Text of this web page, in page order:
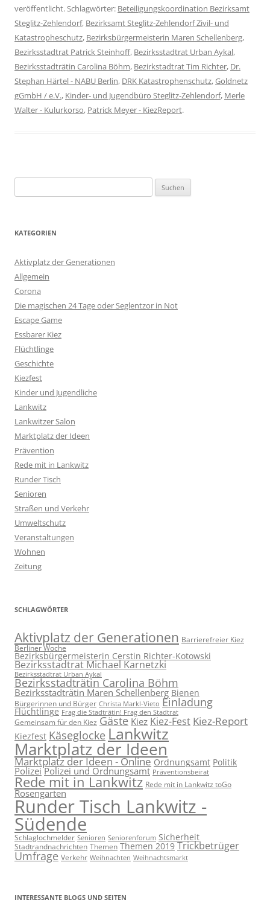
veröffentlicht. Schlagwörter: Beteiligungskoordination Bezirksamt
Steglitz-Zehlendorf, Bezirksamt Steglitz-Zehlendorf Zivil- und
Katastropheschutz, Bezirksbürgermeisterin Maren Schellenberg,
Bezirksstadtrat Patrick Steinhoff, Bezirksstadtrat Urban Aykal,
Bezirksstadträtin Carolina Böhm, Bezirkstadtrat Tim Richter, Dr.
Stephan Härtel - NABU Berlin, DRK Katastrophenschutz,Goldnetz
gGmbH / e.V., Kinder- und Jugendbüro Steglitz-Zehlendorf, Merle
Walter - Kulurkorso, Patrick Meyer - KiezReport.
nach:
KATEGORIEN
Aktivplatz der Generationen
Allgemein
Corona
Die magischen 24 Tage oder Seglentzor in Not
Escape Game
Essbarer Kiez
Flüchtlinge
Geschichte
Kiezfest
Kinder und Jugendliche
Lankwitz
Lankwitzer Salon
Marktplatz der Ideen
Prävention
Rede mit in Lankwitz
Runder Tisch
Senioren
Straßen und Verkehr
Umweltschutz
Veranstaltungen
Wohnen
Zeitung
SCHLAGWÖRTER
Aktivplatz der Generationen Barrierefreier Kiez
Berliner Woche
Bezirksbürgermeisterin Cerstin Richter-Kotowski
Bezirksstadtrat Michael Karnetzki
Bezirksstadtrat Urban Aykal
Bezirksstadträtin Carolina Böhm
Bezirksstadträtin Maren Schellenberg Bienen
Bürgerinnen und Bürger Christa Markl-Vieto Einladung
Flüchtlinge Frag die Stadträtin! Frag den Stadtrat
Gemeinsam für den Kiez Gäste Kiez Kiez-Fest Kiez-Report
Kiezfest Käseglocke Lankwitz
Marktplatz der Ideen
Marktplatz der Ideen - Online Ordnungsamt Politik
Polizei Polizei und Ordnungsamt Präventionsbeirat
Rede mit in Lankwitz Rede mit in Lankwitz toGo
Rosengarten
Runder Tisch Lankwitz -
Südende
Schlaglochmelder Senioren Seniorenforum Sicherheit
Stadtrandnachrichten Themen Themen 2019 Trickbetrüger
Umfrage Verkehr Weihnachten Weihnachtsmarkt
INTERESSANTE BLOGS UND SEITEN